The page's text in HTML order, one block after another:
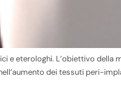
e eterologhi. L’obiettivo della
dei tessuti peri-